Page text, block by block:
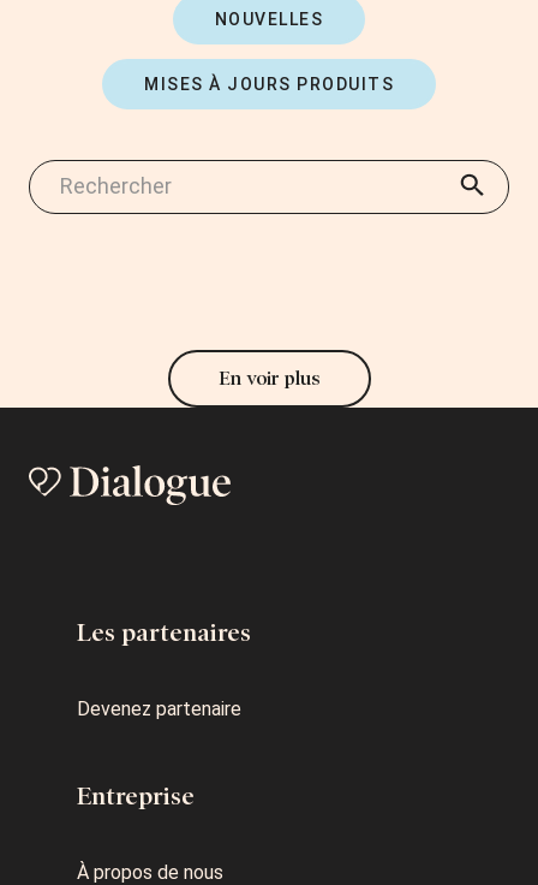
NOUVELLES
MISES À JOURS PRODUITS
En voir plus
Les partenaires
Devenez partenaire
Entreprise
À propos de nous